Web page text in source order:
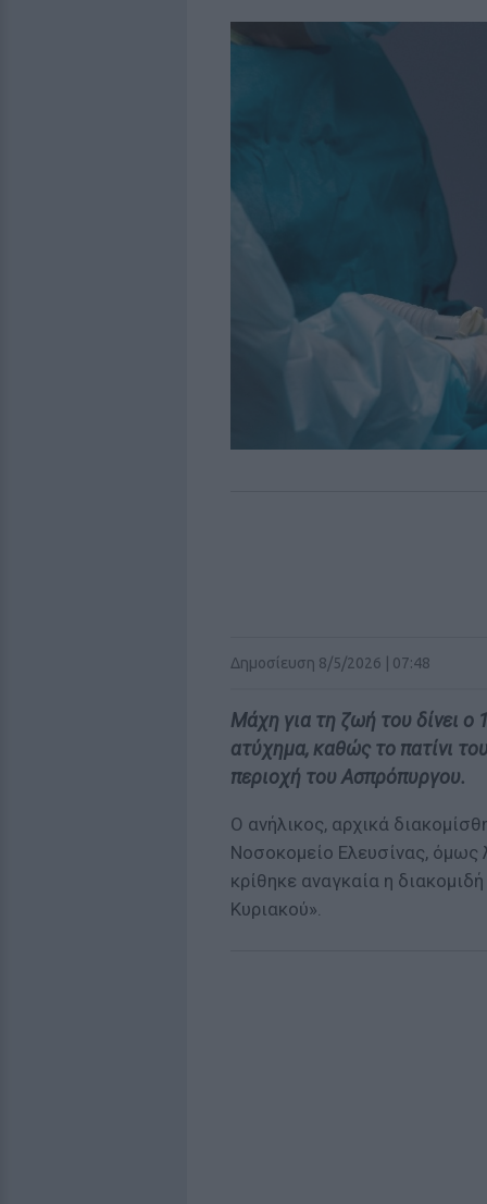
Δημοσίευση 8/5/2026 | 07:48
Μάχη για τη ζωή του δίνει ο
ατύχημα, καθώς το πατίνι
περιοχή του Ασπρόπυργου.
Ο ανήλικος, αρχικά
Νοσοκομείο Ελευσίνας,
κρίθηκε αναγκαία η
Κυριακού».